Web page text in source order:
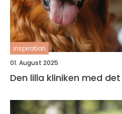
inspiration
01. August 2025
Den lilla kliniken med